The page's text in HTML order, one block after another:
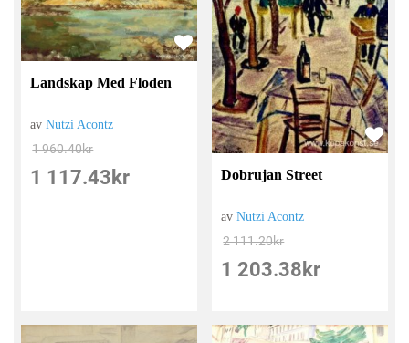
Landskap Med Floden
avNutzi Acontz
1 960.40kr
1 117.43 kr Dobrujan Street
avNutzi Acontz
2 111.20kr
1 203.38 kr